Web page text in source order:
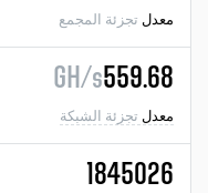
معدل تجزئة المجمع
559.68
GH/s
معدل تجزئة الشبكة
1845026